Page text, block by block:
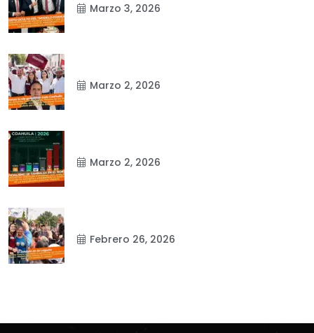
Marzo 3, 2026
Marzo 2, 2026
Marzo 2, 2026
Febrero 26, 2026